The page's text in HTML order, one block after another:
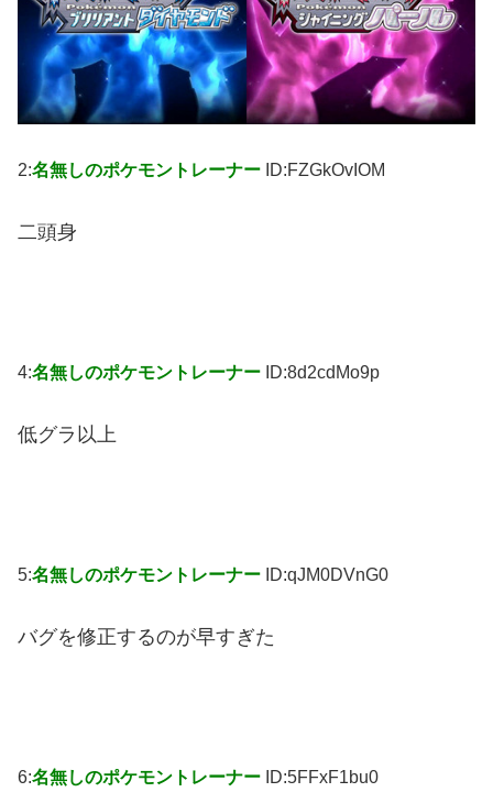
2:名無しのポケモントレーナー ID:FZGkOvIOM
二頭身
4:名無しのポケモントレーナー ID:8d2cdMo9p
低グラ以上
5:名無しのポケモントレーナー ID:qJM0DVnG0
バグを修正するのが早すぎた
6:名無しのポケモントレーナー ID:5FFxF1bu0